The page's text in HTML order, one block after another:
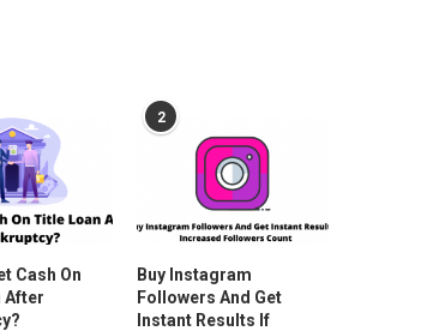
Cash On
After
2
Buy Instagram
Followers And Get
Instant Results If